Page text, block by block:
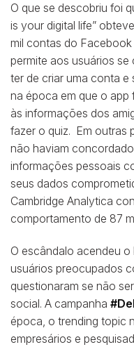
O que se descobriu foi
is your digital life”
mil contas do
permite aos usuários
ter de criar uma conta e
na época em que o
às informações dos
fazer o quiz. Em outras
não haviam
informações pessoais
seus dados
Cambridge Analytica
comportamento de 87
O escândalo acendeu
usuários preocupados
questionaram se não
social. A campanha
época, o trending topic
empresários e